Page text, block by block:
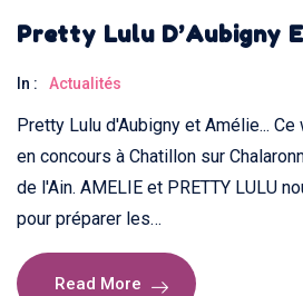
Pretty Lulu D’Aubigny
In : Actualités
Pretty Lulu d'Aubigny et Amélie...
en concours à Chatillon sur
de l'Ain. AMELIE et PRETTY LULU
pour préparer les…
Read More